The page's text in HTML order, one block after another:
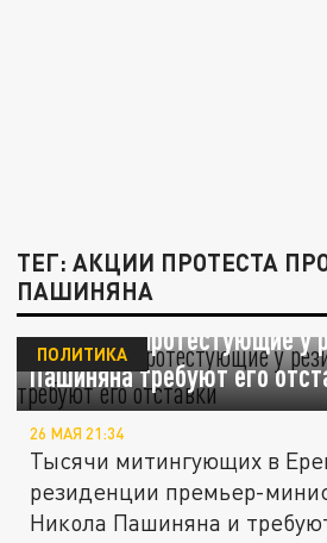
ТЕГ: АКЦИИ ПРОТЕСТА
ПАШИНЯНА
В Ереване протестующие у
Пашиняна требуют его
ПОЛИТИКА
26 МАЯ 21:34
Тысячи митингующих в
резиденции премьер-
Никола Пашиняна и